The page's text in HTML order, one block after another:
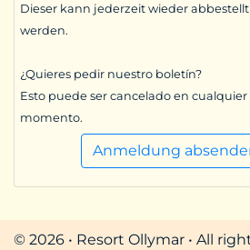
Dieser kann jederzeit wieder abbestellt
werden.
¿Quieres pedir nuestro boletín?
Esto puede ser cancelado en cualquier
momento.
Anmeldung
© 2026 • Resort Ollymar • All